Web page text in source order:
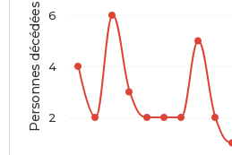
Personnes décédées 2
4
6